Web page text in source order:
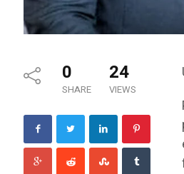
0
SHARE
24
VIEWS